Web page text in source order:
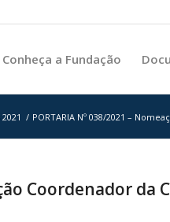
Conheça a Fundação
/ PORTARIA Nº 038/2021 –
Coordenador da